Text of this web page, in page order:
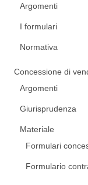
Argomenti
I formulari
Normativa
Concessione di
Argomenti
Giurisprudenza
Materiale
Formulari
Formulario